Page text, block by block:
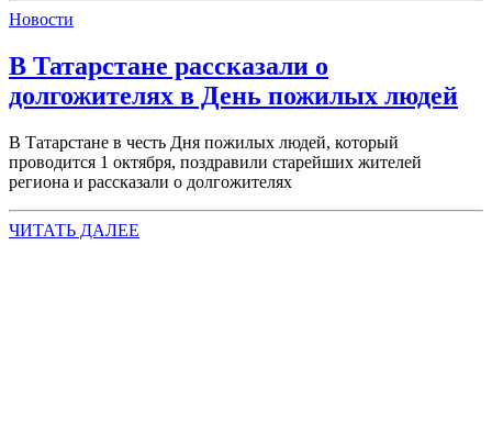
Новости
В Татарстане рассказали о
долгожителях в День пожилых людей
В Татарстане в честь Дня пожилых людей, который
проводится 1 октября, поздравили старейших жителей
региона и рассказали о долгожителях
ЧИТАТЬ ДАЛЕЕ